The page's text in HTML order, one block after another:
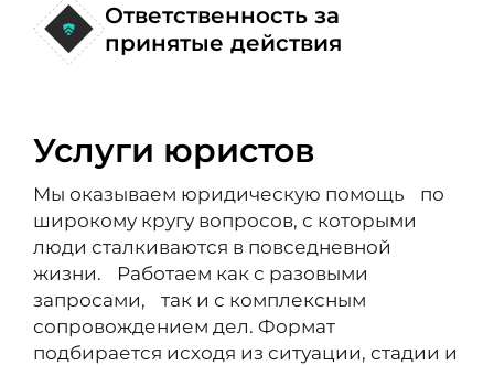
Ответственность за
принятые действия
Услуги юристов
Мы оказываем юридическую помощь по
широкому кругу вопросов, с которыми
люди сталкиваются в повседневной
жизни. Работаем как с разовыми
запросами, так и с комплексным
сопровождением дел. Формат
подбирается исходя из ситуации, стадии и